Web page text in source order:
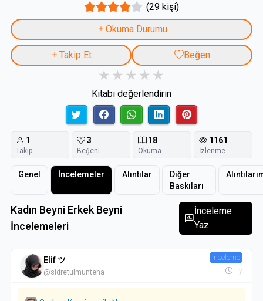
(29 kişi)
Okuma Durumu
Takip Et Beğen
Kitabı değerlendirin
1
Takip
3
Beğeni
18
Okuma
1161
İzlenme
Genel İncelemeler Alıntılar
Diğer
Baskıları
Kadın Beyni Erkek Beyni
İncelemeleri
rate_review
İnceleme
Yaz
Elif ツ
@sidretulmunteha
İnceleme
1y